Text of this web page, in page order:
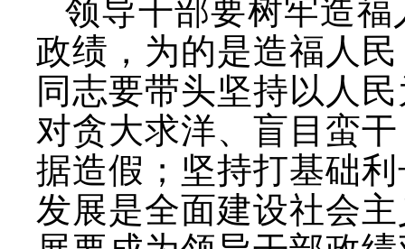
领导干部要树牢造
政绩，为的是造福人
同志要带头坚持以人
对贪大求洋、盲目蛮
据造假；坚持打基础
发展是全面建设社会